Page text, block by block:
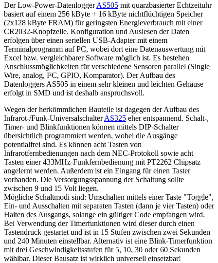
Der Low-Power-DatenloggerAS505 mit quarzbasierter Echtzeituhr
basiert auf einem 256 kByte + 16 kByte nichtflüchtigen Speicher
(2x128 kByte FRAM) für geringsten Energieverbrauch mit einer
CR2032-Knopfzelle. Konfiguration und Auslesen der Daten
erfolgen über einen seriellen USB-Adapter mit einem
Terminalprogramm auf PC, wobei dort eine Datenauswertung mit
Excel bzw. vergleichbarer Software möglich ist. Es bestehen
Anschlussmöglichkeiten für verschiedene Sensoren parallel (Single
Wire, analog, I²C, GPIO, Komparator). Der Aufbau des
Datenloggers AS505 in einem sehr kleinen und leichten Gehäuse
erfolgt in SMD und ist deshalb anspruchsvoll.
Wegen der herkömmlichen Bauteile ist dagegen der Aufbau des
Infrarot-/Funk-UniversalschalterAS325 eher entspannend. Schalt-,
Timer- und Blinkfunktionen können mittels DIP-Schalter
übersichtlich programmiert werden, wobei die Ausgänge
potentialfrei sind. Es können acht Tasten von
Infrarotfernbedienungen nach dem NEC-Protokoll sowie acht
Tasten einer 433MHz-Funkfernbedienung mit PT2262 Chipsatz
angelernt werden. Außerdem ist ein Eingang für einen Taster
vorhanden. Die Versorgungsspannung der Schaltung sollte
zwischen 9 und 15 Volt liegen.
Mögliche Schaltmodi sind: Umschalten mittels einer Taste "Toggle",
Ein- und Ausschalten mit separaten Tasten (dann je vier Tasten) oder
Halten des Ausgangs, solange ein gültiger Code empfangen wird.
Bei Verwendung der Timerfunktionen wird dieser durch einen
Tastendruck gestartet und ist in 15 Stufen zwischen zwei Sekunden
und 240 Minuten einstellbar. Alternativ ist eine Blink-Timerfunktion
mit drei Geschwindigkeitsstufen für 5, 10, 30 oder 60 Sekunden
wählbar. Dieser Bausatz ist wirklich universell einsetzbar!